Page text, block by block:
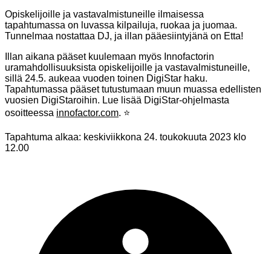
Opiskelijoille ja vastavalmistuneille ilmaisessa
tapahtumassa on luvassa kilpailuja, ruokaa ja juomaa.
Tunnelmaa nostattaa DJ, ja illan pääesiintyjänä on Etta!
Illan aikana pääset kuulemaan myös Innofactorin
uramahdollisuuksista opiskelijoille ja vastavalmistuneille,
sillä 24.5. aukeaa vuoden toinen DigiStar haku.
Tapahtumassa pääset tutustumaan muun muassa edellisten
vuosien DigiStaroihin. Lue lisää DigiStar-ohjelmasta
osoitteessa innofactor.com. ⭐
Tapahtuma alkaa: keskiviikkona 24. toukokuuta 2023 klo
12.00